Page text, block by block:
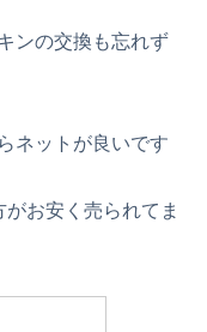
ンの交換も忘れず
ネットが良いです
お安く売られてま